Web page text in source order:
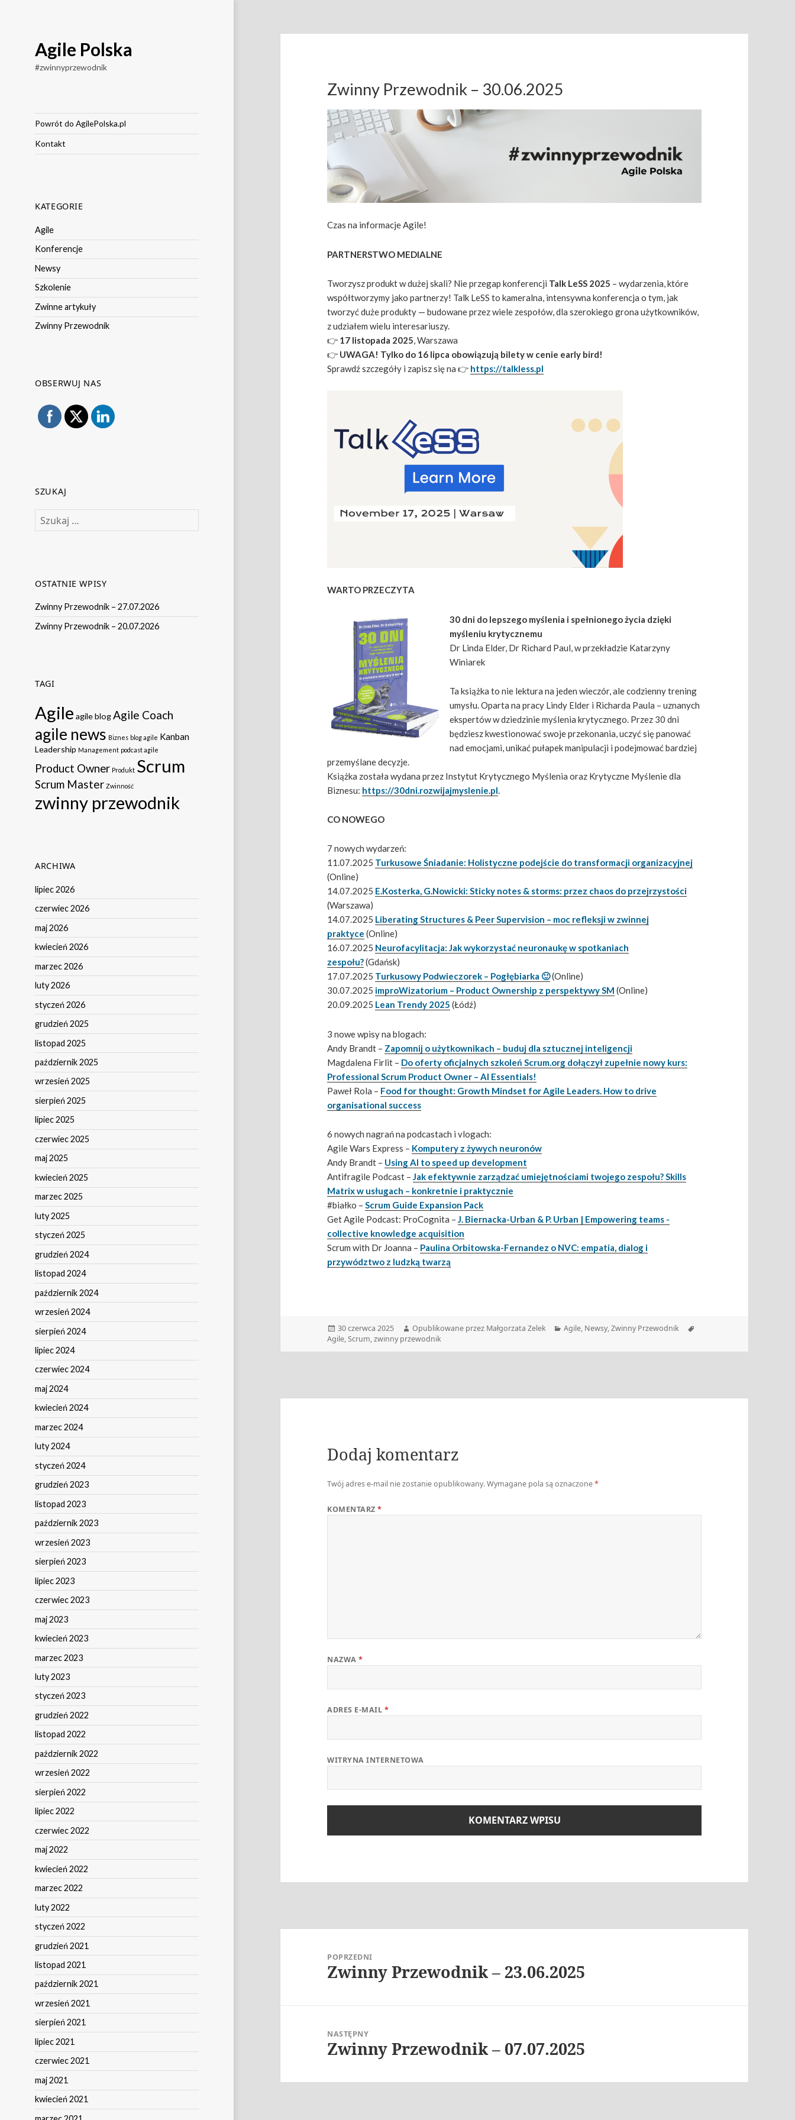
Agile Polska
#zwinnyprzewodnik
Powrót do AgilePolska.pl
Kontakt
KATEGORIE
Agile
Konferencje
Newsy
Szkolenie
Zwinne artykuły
Zwinny Przewodnik
OBSERWUJ NAS
SZUKAJ
OSTATNIE WPISY
Zwinny Przewodnik – 27.07.2026
Zwinny Przewodnik – 20.07.2026
TAGI
Agile agile blogAgile Coach
agile news Biznes blog agile Kanban
Leadership Management podcast agile
Product Owner Produkt Scrum
Scrum Master Zwinność
zwinny przewodnik
ARCHIWA
lipiec 2026
czerwiec 2026
maj 2026
kwiecień 2026
marzec 2026
luty 2026
styczeń 2026
grudzień 2025
listopad 2025
październik 2025
wrzesień 2025
sierpień 2025
lipiec 2025
czerwiec 2025
maj 2025
kwiecień 2025
marzec 2025
luty 2025
styczeń 2025
grudzień 2024
listopad 2024
październik 2024
wrzesień 2024
sierpień 2024
lipiec 2024
czerwiec 2024
maj 2024
kwiecień 2024
marzec 2024
luty 2024
styczeń 2024
grudzień 2023
listopad 2023
październik 2023
wrzesień 2023
sierpień 2023
lipiec 2023
czerwiec 2023
maj 2023
kwiecień 2023
marzec 2023
luty 2023
styczeń 2023
grudzień 2022
listopad 2022
październik 2022
wrzesień 2022
sierpień 2022
lipiec 2022
czerwiec 2022
maj 2022
kwiecień 2022
marzec 2022
luty 2022
styczeń 2022
grudzień 2021
listopad 2021
październik 2021
wrzesień 2021
sierpień 2021
lipiec 2021
czerwiec 2021
maj 2021
kwiecień 2021
Zwinny Przewodnik – 30.06.2025
Czas na informacje Agile!
PARTNERSTWO MEDIALNE
Tworzysz produkt w dużej skali? Nie przegap konferencji Talk LeSS 2025 – wydarzenia, które
współtworzymy jako partnerzy! Talk LeSS to kameralna, intensywna konferencja o tym, jak
tworzyć duże produkty — budowane przez wiele zespołów, dla szerokiego grona użytkowników,
z udziałem wielu interesariuszy.
👉 17 listopada 2025, Warszawa
👉 UWAGA! Tylko do 16 lipca obowiązują bilety w cenie early bird!
Sprawdź szczegóły i zapisz się na 👉 https://talkless.pl
WARTO PRZECZYTA
30 dni do lepszego myślenia i spełnionego życia dzięki
myśleniu krytycznemu
Dr Linda Elder, Dr Richard Paul, w przekładzie Katarzyny
Winiarek
Ta książka to nie lektura na jeden wieczór, ale codzienny trening
umysłu. Oparta na pracy Lindy Elder i Richarda Paula – uznanych
ekspertów w dziedzinie myślenia krytycznego. Przez 30 dni
będziesz kwestionować swoje przekonania, uczyć się panować
nad emocjami, unikać pułapek manipulacji i podejmować bardziej
przemyślane decyzje.
Książka została wydana przez Instytut Krytycznego Myślenia oraz Krytyczne Myślenie dla
Biznesu: https://30dni.rozwijajmyslenie.pl.
CO NOWEGO
7 nowych wydarzeń:
11.07.2025 Turkusowe Śniadanie: Holistyczne podejście do transformacji organizacyjnej
(Online)
14.07.2025 E.Kosterka, G.Nowicki: Sticky notes & storms: przez chaos do przejrzystości
(Warszawa)
14.07.2025 Liberating Structures & Peer Supervision – moc refleksji w zwinnej
praktyce (Online)
16.07.2025 Neurofacylitacja: Jak wykorzystać neuronaukę w spotkaniach
zespołu?(Gdańsk)
17.07.2025 Turkusowy Podwieczorek – Pogłębiarka 🙂(Online)
30.07.2025 improWizatorium – Product Ownership z perspektywy SM (Online)
20.09.2025 Lean Trendy 2025 (Łódź)
3 nowe wpisy na blogach:
Andy Brandt – Zapomnij o użytkownikach – buduj dla sztucznej inteligencji
Magdalena Firlit – Do oferty oficjalnych szkoleń Scrum.org dołączył zupełnie nowy kurs:
Professional Scrum Product Owner – AI Essentials!
Paweł Rola – Food for thought: Growth Mindset for Agile Leaders. How to drive
organisational success
6 nowych nagrań na podcastach i vlogach:
Agile Wars Express – Komputery z żywych neuronów
Andy Brandt – Using AI to speed up development
Antifragile Podcast –Jak efektywnie zarządzać umiejętnościami twojego zespołu? Skills
Matrix w usługach – konkretnie i praktycznie
#białko –Scrum Guide Expansion Pack
Get Agile Podcast: ProCognita –J. Biernacka-Urban & P. Urban | Empowering teams -
collective knowledge acquisition
Scrum with Dr Joanna – Paulina Orbitowska-Fernandez o NVC: empatia, dialog i
przywództwo z ludzką twarzą
Data
publikacji
30 czerwca 2025 Autor
Opublikowane przez Małgorzata Zelek Kategorie
Agile, Newsy,Zwinny Przewodnik
Agile,Scrum,zwinny przewodnik
Dodaj komentarz
Twój adres e-mail nie zostanie opublikowany.Wymagane pola są oznaczone*
KOMENTARZ*
NAZWA*
ADRES E-MAIL *
WITRYNA INTERNETOWA
POPRZEDNI
Poprzedni
Zwinny Przewodnik – 23.06.2025
NASTĘPNY
Następny
Zwinny Przewodnik – 07.07.2025